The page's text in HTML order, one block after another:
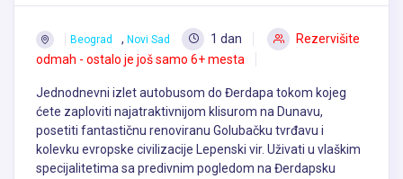
Beograd , Novi Sad 1 dan
Rezervišite
odmah - ostalo je još samo 6+ mesta
Jednodnevni izlet autobusom do Đerdapa tokom kojeg
ćete zaploviti najatraktivnijom klisurom na Dunavu,
posetiti fantastičnu renoviranu Golubačku tvrđavu i
kolevku evropske civilizacije Lepenski vir. Uživati u vlaškim
specijalitetima sa predivnim pogledom na Đerdapsku